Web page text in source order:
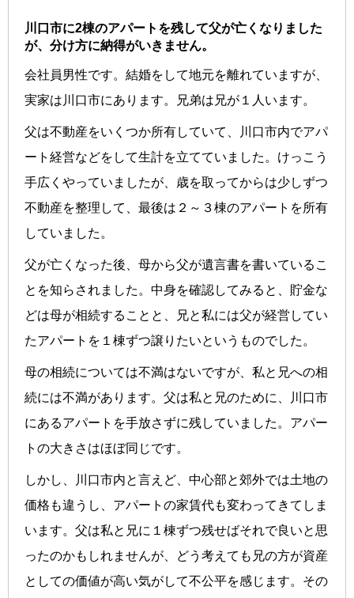
川口市に2棟のアパートを残して父が亡くなりました
が、分け方に納得がいきません。
会社員男性です。結婚をして地元を離れていますが、
実家は川口市にあります。兄弟は兄が１人います。
父は不動産をいくつか所有していて、川口市内でアパ
ート経営などをして生計を立てていました。けっこう
手広くやっていましたが、歳を取ってからは少しずつ
不動産を整理して、最後は２～３棟のアパートを所有
していました。
父が亡くなった後、母から父が遺言書を書いているこ
とを知らされました。中身を確認してみると、貯金な
どは母が相続することと、兄と私には父が経営してい
たアパートを１棟ずつ譲りたいというものでした。
母の相続については不満はないですが、私と兄への相
続には不満があります。父は私と兄のために、川口市
にあるアパートを手放さずに残していました。アパー
トの大きさはほぼ同じです。
しかし、川口市内と言えど、中心部と郊外では土地の
価格も違うし、アパートの家賃代も変わってきてしま
います。父は私と兄に１棟ずつ残せばそれで良いと思
ったのかもしれませんが、どう考えても兄の方が資産
としての価値が高い気がして不公平を感じます。その